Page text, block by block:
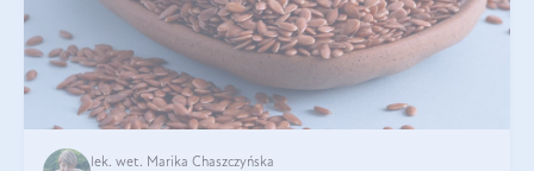
lek. wet. Marika Chaszczyńska